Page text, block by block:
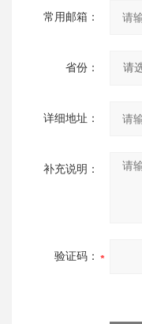
常用邮箱：
省份：
详细地址：
补充说明：
验证码：